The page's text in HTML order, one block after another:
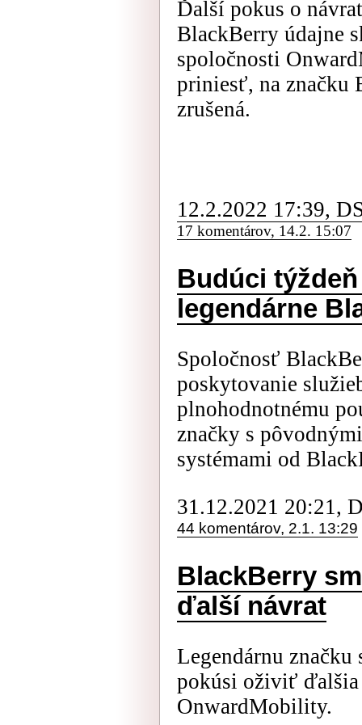
Ďalší pokus o
BlackBerry údajne
spoločnosti
priniesť, na značku
zrušená.
12.2.2022 17:39,
17 komentárov, 14.2. 15:07
Budúci
legendárne
Spoločnosť
poskytovanie
plnohodnotnému
značky s
systémami od
31.12.2021 20:21,
44 komentárov, 2.1. 13:29
BlackBerry
ďalší návrat
Legendárnu
pokúsi oživiť
OnwardMobility.